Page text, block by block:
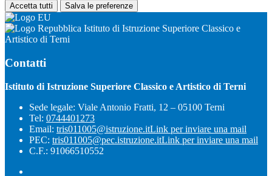
Accetta tutti Salva le preferenze
Istituto di Istruzione Superiore Classico e
Artistico di Terni
Contatti
Istituto di Istruzione Superiore Classico e Artistico di Terni
Sede legale: Viale Antonio Fratti, 12 – 05100 Terni
Tel: 0744401273
Email: tris011005@istruzione.itLink per inviare una mail
PEC: tris011005@pec.istruzione.itLink per inviare una mail
C.F.: 91066510552